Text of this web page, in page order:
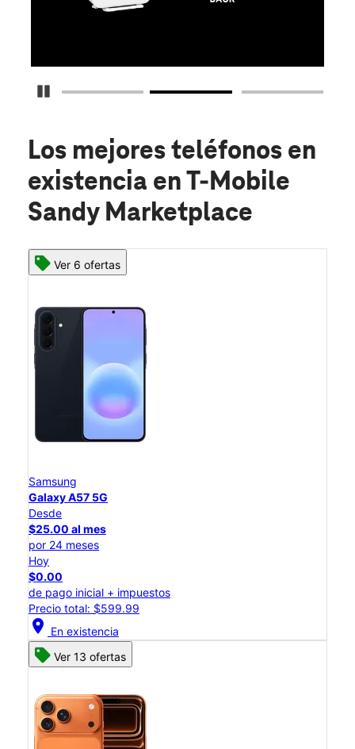
Detener carrusel
Los mejores teléfonos en
existencia en T-Mobile
Sandy Marketplace
Ver 6 ofertas
Samsung
Galaxy A57 5G
Desde
$25.00 al mes
por 24 meses
Hoy
$0.00
de pago inicial + impuestos
Precio total: $599.99
location_on En existencia
Ver 13 ofertas